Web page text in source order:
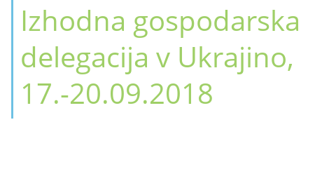
Izhodna gospodarska
delegacija v Ukrajino,
17.-20.09.2018